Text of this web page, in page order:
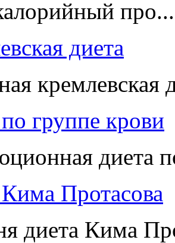
про...
диета
кремлевская
группе крови
диета
Протасова
диета Кима